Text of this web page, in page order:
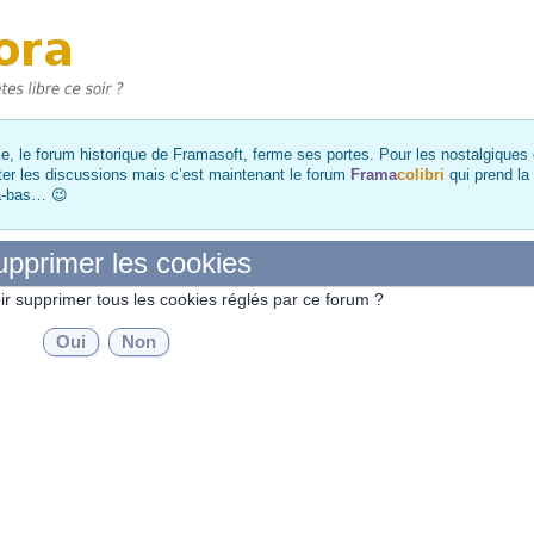
le forum historique de Framasoft, ferme ses portes. Pour les
les discussions mais c’est maintenant le forum Framacolibri qui prend
bas… 😉
les cookies
supprimer tous les cookies réglés par ce forum ?